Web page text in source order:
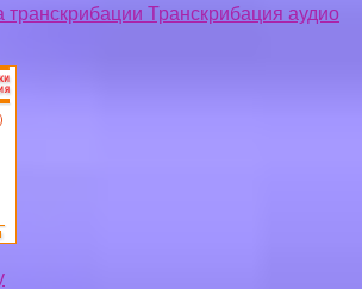
транскрибации Транскрибация аудио